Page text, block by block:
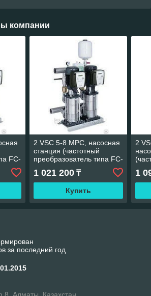
компании
FC-
2 VSC 5-8 MPC, насосная
станция (частотный
преобразователь типа FC-
202 (Danfoss - Дания))
1 021 200₸
Купить
2
202
1
за последний год